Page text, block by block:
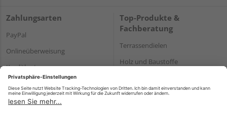
Zahlungsarten
PayPal
Onlineüberweisung
Kreditkarte
*Bonität vorausgesetzt
Top-Produkte &
Fachberatung
Terrassendielen
Holz und Baustoffe